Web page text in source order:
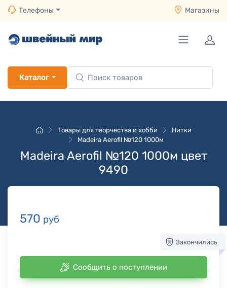
Телефоны Магазины
Каталог
Товары для творчества и хобби
Нитки
Madeira Aerofil №120 1000м
Madeira Aerofil №120 1000м цвет
9490
570 руб
Закончились
Сообщить о поступлении